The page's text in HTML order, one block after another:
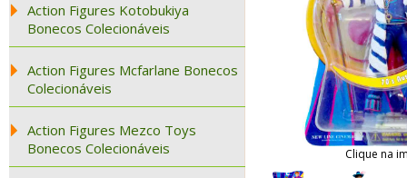
Action Figures Kotobukiya
Bonecos Colecionáveis
Action Figures Mcfarlane Bonecos
Colecionáveis
Action Figures Mezco Toys
Bonecos Colecionáveis
Clique na